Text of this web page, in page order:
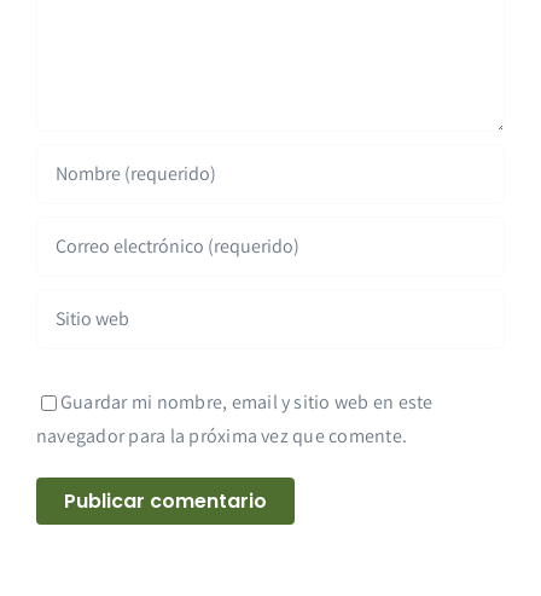
Guardar mi nombre, email y sitio web en este
navegador para la próxima vez que comente.